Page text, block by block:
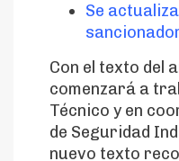
Se
Con el texto del
comenzará a
Técnico y en
de Seguridad
nuevo texto